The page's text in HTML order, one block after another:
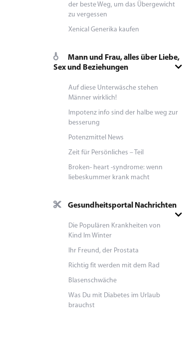
der beste Weg, um das Übergewicht
zu vergessen
Xenical Generika kaufen
Mann und Frau, alles über Liebe,
Sex und Beziehungen
Auf diese Unterwäsche stehen
Männer wirklich!
Impotenz info sind der halbe weg zur
besserung
Potenzmittel News
Zeit für Persönliches – Teil
Broken- heart -syndrome: wenn
liebeskummer krank macht
Gesundheitsportal Nachrichten
Die Populären Krankheiten von
Kind Im Winter
Ihr Freund, der Prostata
Richtig fit werden mit dem Rad
Blasenschwäche
Was Du mit Diabetes im Urlaub
brauchst